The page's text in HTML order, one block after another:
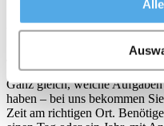
Jungheinrich Miet-Service
Jungheinrich Miet-Service.
Ganz gleich, welche
haben – bei uns bekommen
Zeit am richtigen Ort.